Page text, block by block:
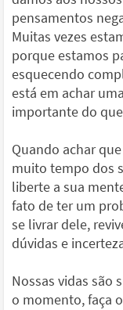
pensamentos
Muitas vezes
porque estamos
esquecendo
está em achar
importante do
Quando achar
muito tempo dos
liberte a sua
fato de ter um
se livrar dele,
dúvidas e
Nossas vidas são
o momento, faça